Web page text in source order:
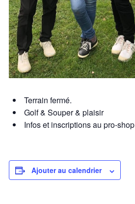
Terrain fermé.
Golf & Souper & plaisir
Infos et inscriptions au pro-shop
Ajouter au calendrier